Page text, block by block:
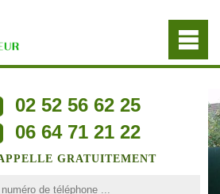
02 52 56 62 25
06 64 71 21 22
GRATUITEMENT